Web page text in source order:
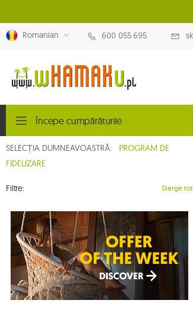
Romanian 600 055 695
Începe cumpărăturile
SELECȚIA DUMNEAVOASTRĂ: PROGRAM DE
FIDELIZARE
Filtre: Sterge tot